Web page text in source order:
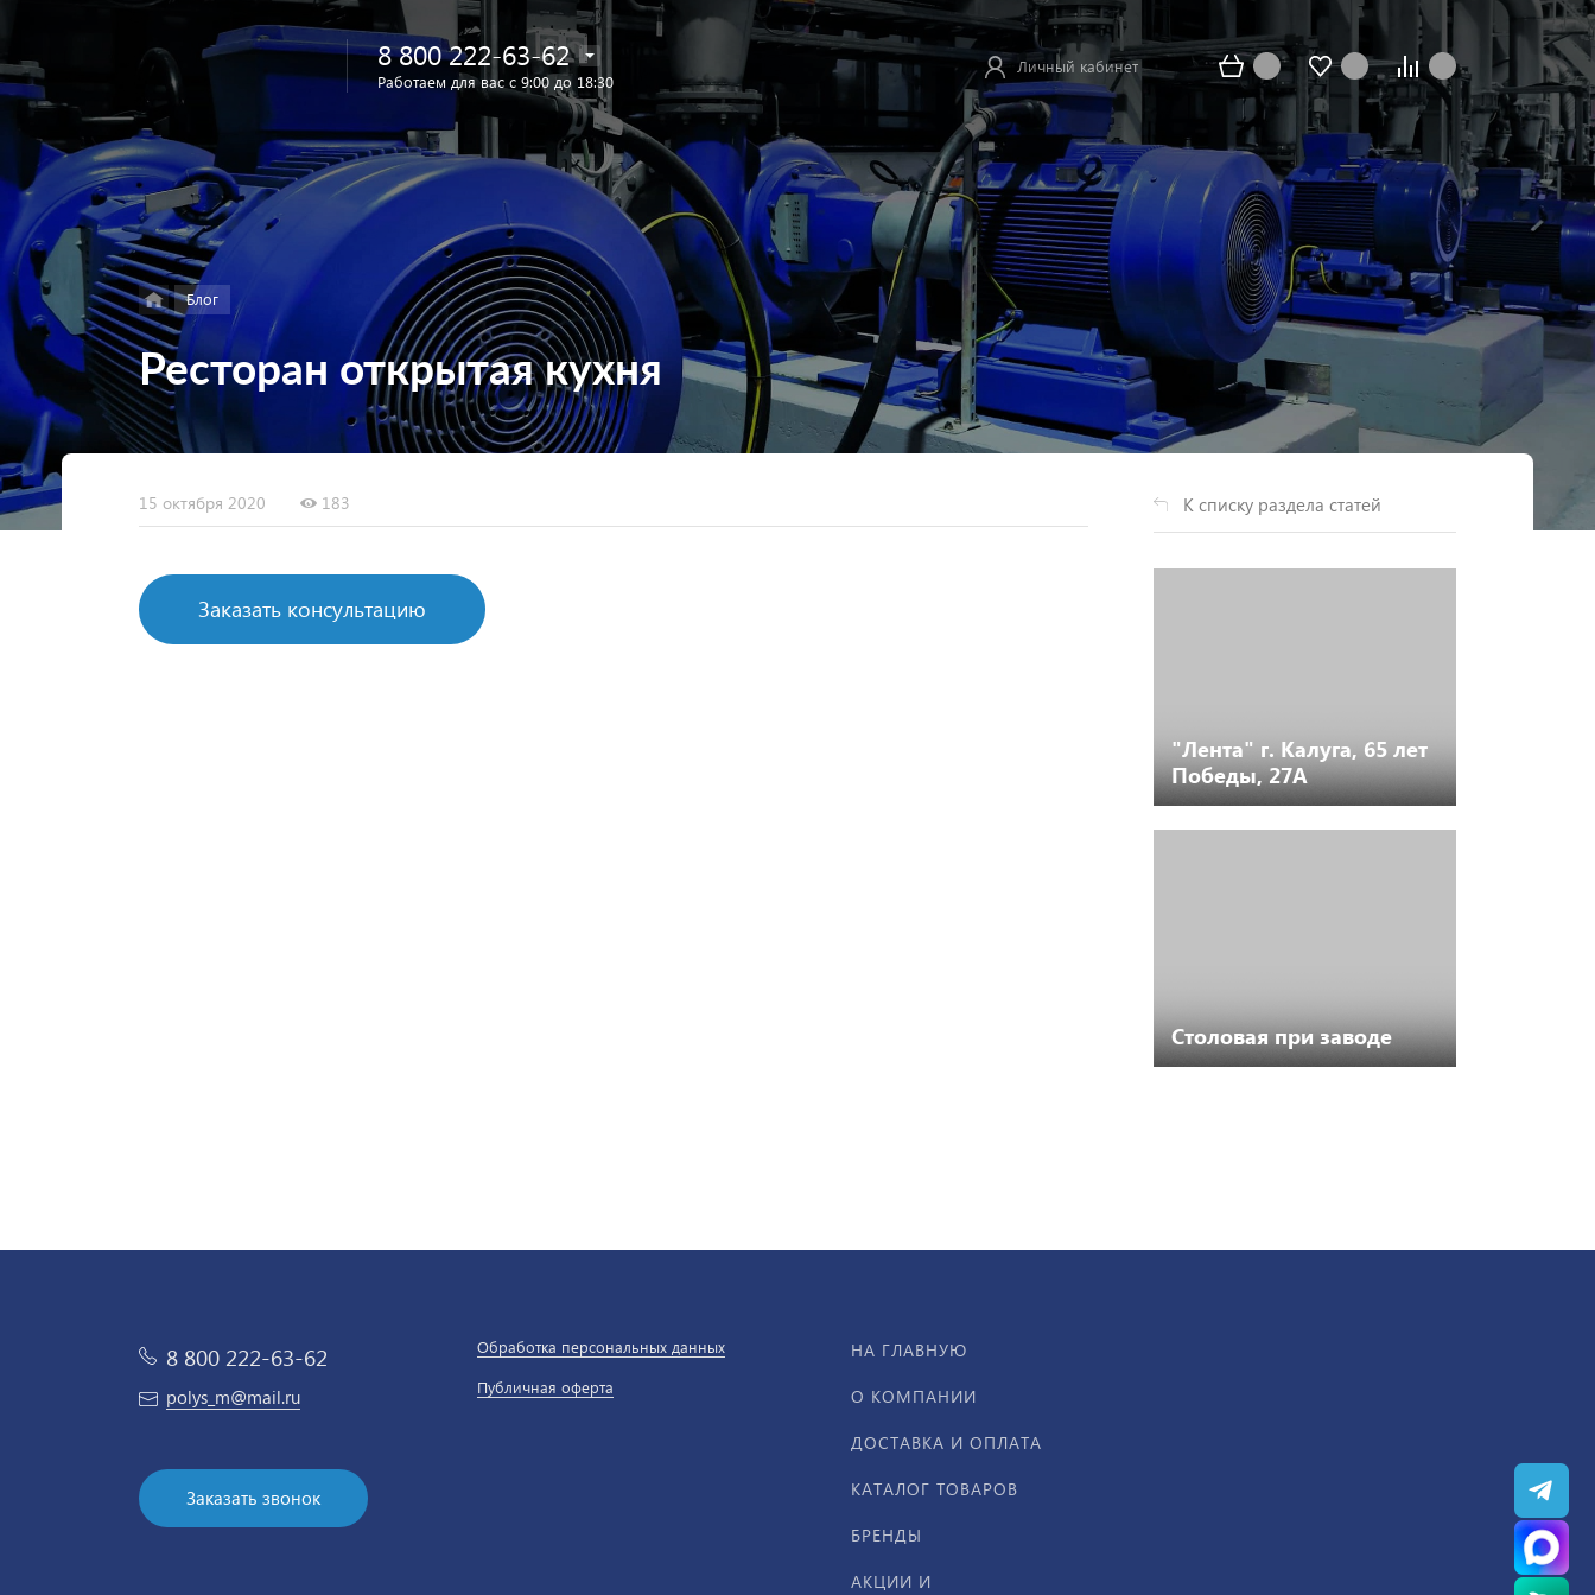
в каталоге
Найти
8 800 222-63-62
Работаем для вас с 9:00 до 18:30
Личный кабинет
Блог
Ресторан открытая кухня
15 октября 2020 183
Заказать консультацию
К списку раздела статей
"Лента" г. Калуга, 65 лет
Победы, 27А
Столовая при заводе
8 800 222-63-62
polys_m@mail.ru
Заказать звонок
Обработка персональных данных
Публичная оферта
НА ГЛАВНУЮ
О КОМПАНИИ
ДОСТАВКА И ОПЛАТА
КАТАЛОГ ТОВАРОВ
БРЕНДЫ
АКЦИИ И